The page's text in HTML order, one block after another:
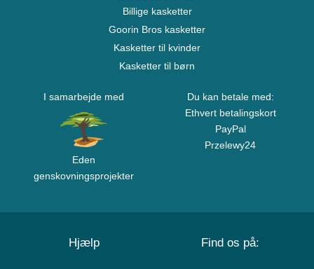
Billige kasketter
Goorin Bros kasketter
Kasketter til kvinder
Kasketter til børn
I samarbejde med
Eden
genskovningsprojekter
Du kan betale med:
Ethvert betalingskort
PayPal
Przelewy24
Hjælp Find os på: